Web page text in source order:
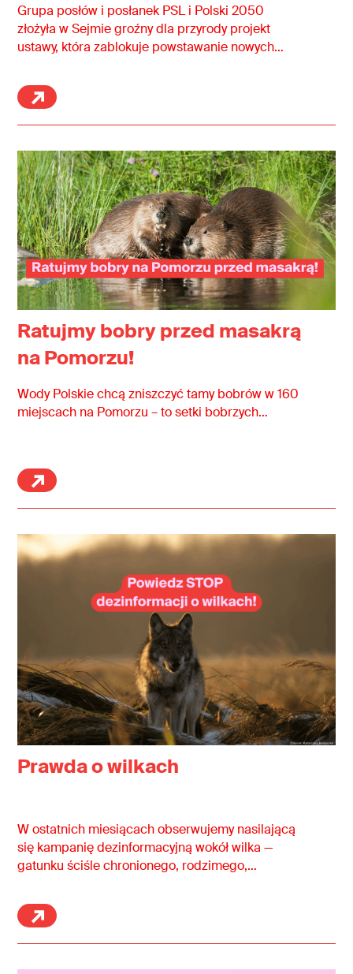
Grupa posłów i posłanek PSL i Polski 2050
złożyła w Sejmie groźny dla przyrody projekt
ustawy, która zablokuje powstawanie nowych
zaledwie 0,54% powierzchni kraju, a dla
zachowania cennych przyrodniczo miejsc
rządzącej dotyczącymi zwiększenia obszarów
chronionej przyrody i musi jak najszybciej trafić
do kosza!
Ratujmy bobry przed masakrą
na Pomorzu!
Wody Polskie chcą zniszczyć tamy bobrów w 160
miejscach na Pomorzu – to setki bobrzych…
Prawda o wilkach
W ostatnich miesiącach obserwujemy nasilającą
się kampanię dezinformacyjną wokół wilka —
gatunku ściśle chronionego, rodzimego,…